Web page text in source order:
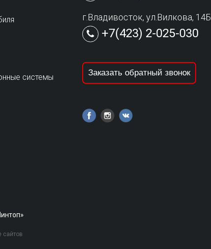
системы
г.Владивосток, ул.Вилкова, 14Б
+7(423) 2-025-030
Заказать обратный звонок
сайтов